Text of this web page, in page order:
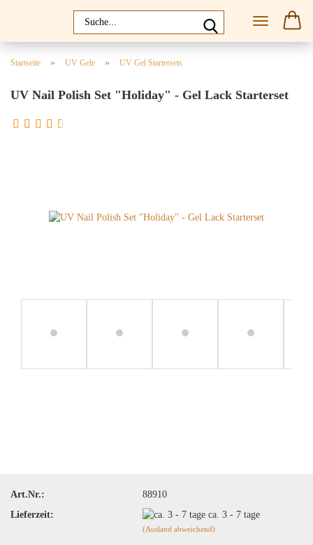
Startseite » UV Gele » UV Gel Startersets
UV Nail Polish Set "Holiday" - Gel Lack Starterset
Art.Nr.:
88910
Lieferzeit:
ca. 3 - 7 tage
(Ausland abweichend)